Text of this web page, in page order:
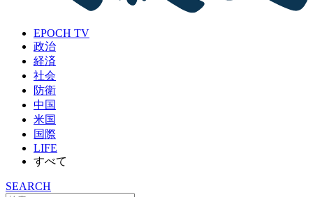
EPOCH TV
政治
経済
社会
防衛
中国
米国
国際
LIFE
すべて
SEARCH